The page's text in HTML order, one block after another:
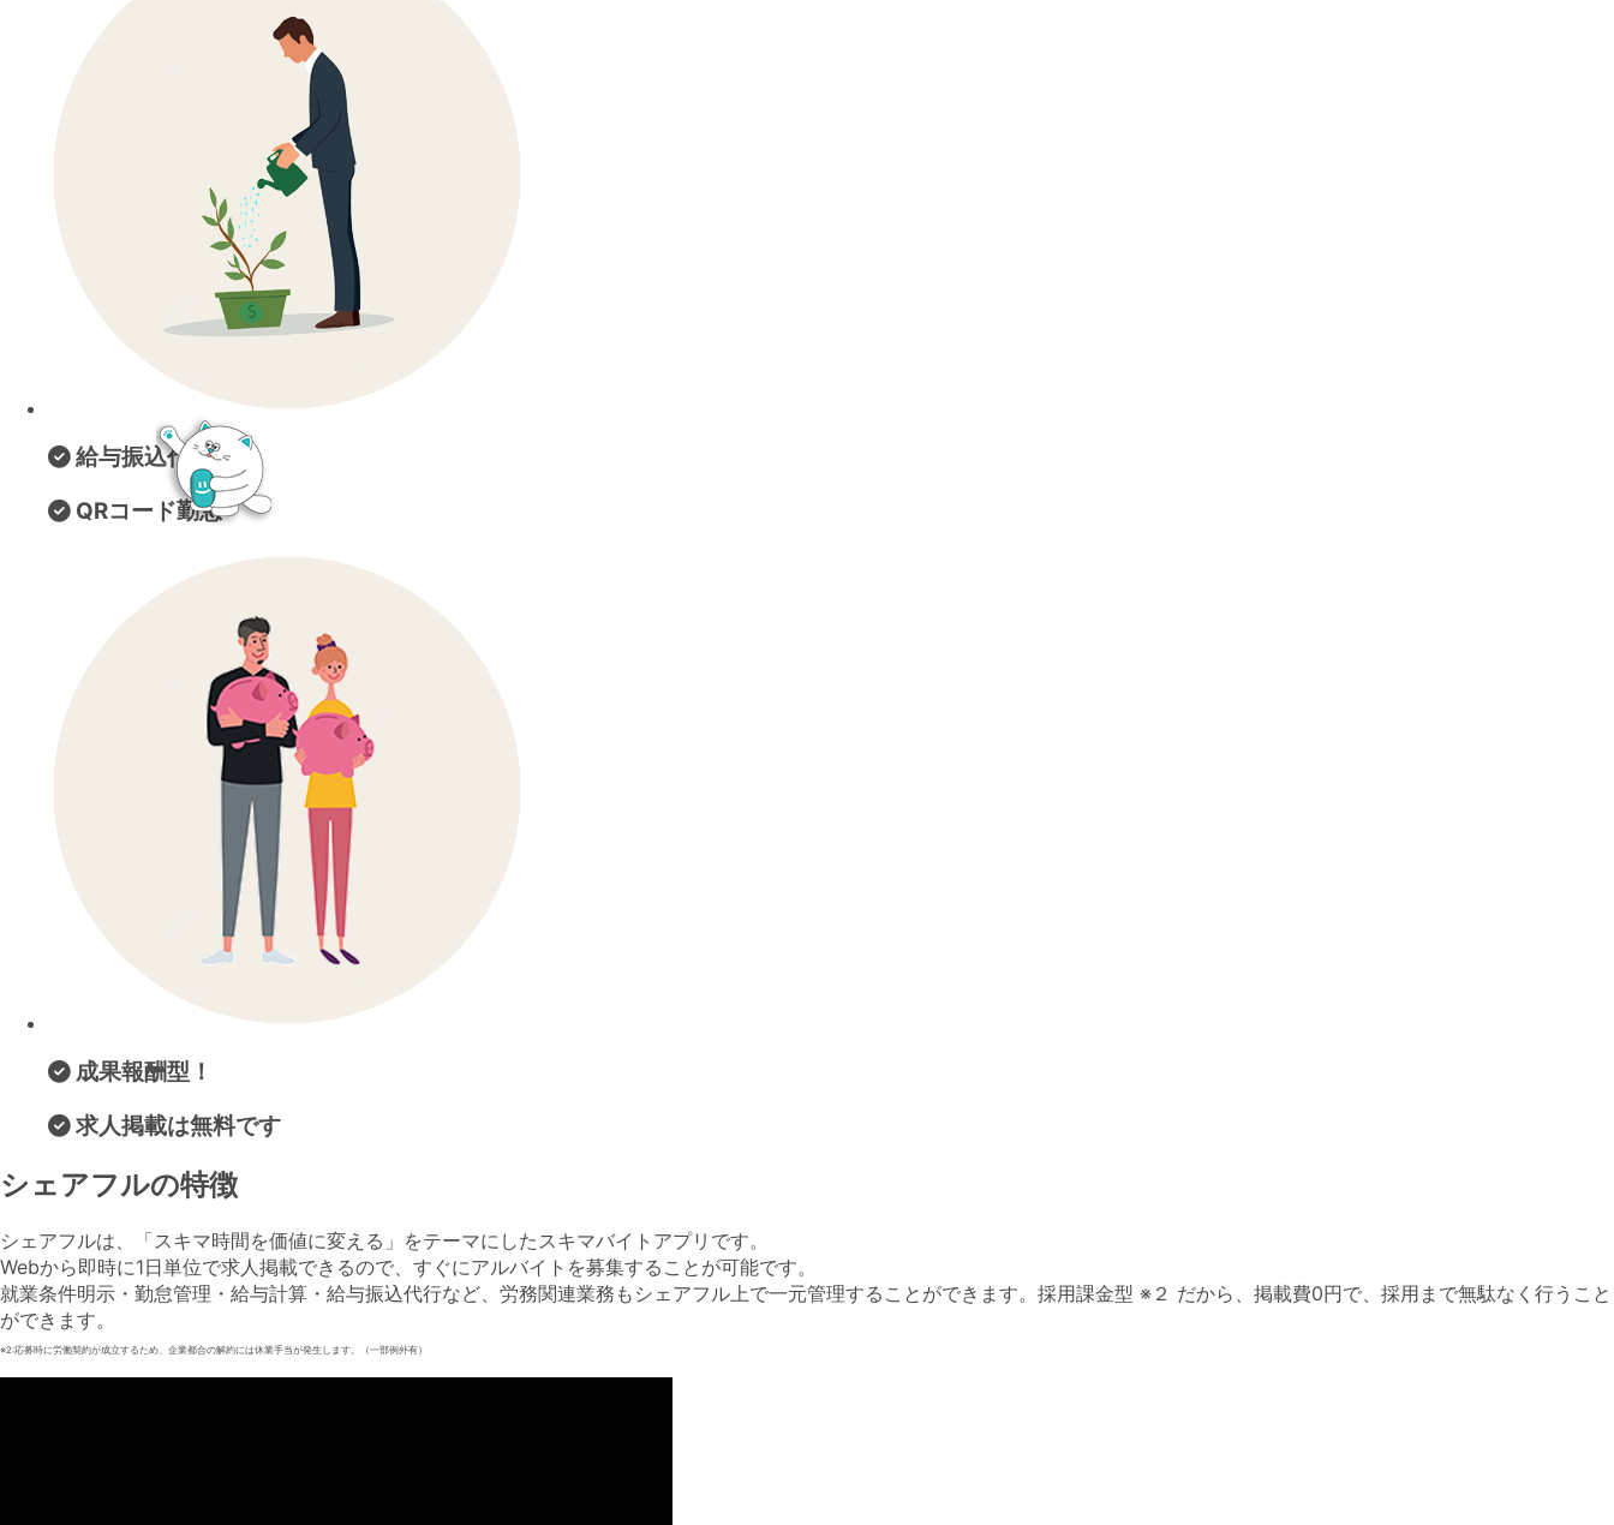
給与振込代行
QRコード勤怠
成果報酬型！
求人掲載は無料です
シェアフルの特徴
シェアフルは、「スキマ時間を価値に変える」をテーマにしたスキマバイトアプリです。
Webから即時に1日単位で求人掲載できるので、すぐにアルバイトを募集することが可能です。
就業条件明示・勤怠管理・給与計算・給与振込代行など、労務関連業務もシェアフル上で一元管理することができます。採用課金型 ※２ だから、掲載費0円で、採用まで無駄なく行うこと
ができます。
※2:応募時に労働契約が成立するため、企業都合の解約には休業手当が発生します。（一部例外有）